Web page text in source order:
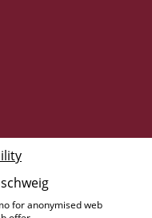
for anonymised web